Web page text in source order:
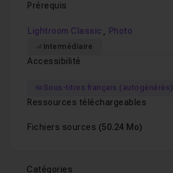
Prérequis
Lightroom Classic , Photo
Intermédiaire
Accessibilité
Sous-titres français (autogénérés)
Ressources téléchargeables
Fichiers sources (50.24 Mo)
Catégories